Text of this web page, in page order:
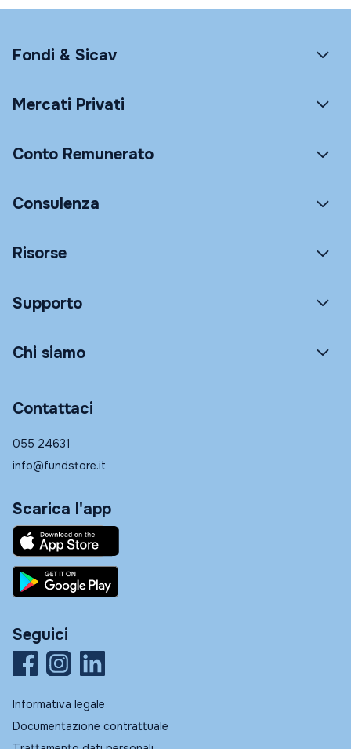
Fondi & Sicav
Mercati Privati
Conto Remunerato
Consulenza
Risorse
Supporto
Chi siamo
Contattaci
055 24631
info@fundstore.it
Scarica l'app
Seguici
Informativa legale
Documentazione contrattuale